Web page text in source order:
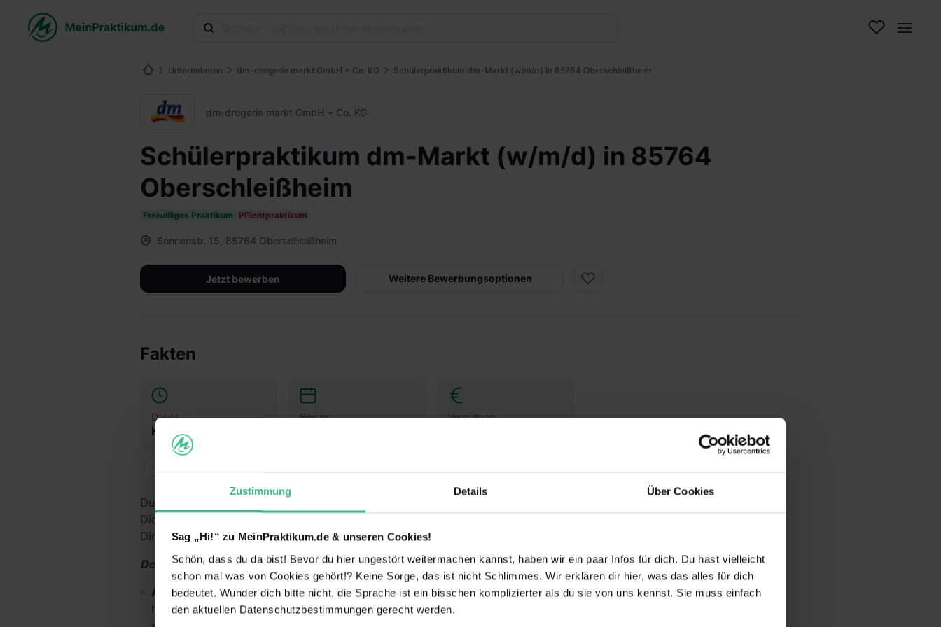
Zustimmung Details Über Cookies
Sag „Hi!“ zu MeinPraktikum.de & unseren Cookies!
Schön, dass du da bist! Bevor du hier ungestört weitermachen kannst, haben wir ein paar Infos für dich. Du hast vielleicht
schon mal was von Cookies gehört!? Keine Sorge, das ist nicht Schlimmes. Wir erklären dir hier, was das alles für dich
bedeutet. Wunder dich bitte nicht, die Sprache ist ein bisschen komplizierter als du sie von uns kennst. Sie muss einfach
den aktuellen Datenschutzbestimmungen gerecht werden.
Unternehmen dm-drogerie markt GmbH + Co. KG Schülerpraktikum dm-Markt (w/m/d) in 85764 Oberschleißheim
dm-drogerie markt GmbH + Co. KG
Schülerpraktikum dm-Markt (w/m/d) in 85764
Oberschleißheim
Freiwilliges Praktikum Pflichtpraktikum
Sonnenstr. 15, 85764 Oberschleißheim
Jetzt bewerben Weitere Bewerbungsoptionen
Fakten
Dauer
Keine Angabe
Beginn Vergütung
Du überlegst, ob der Beruf des Drogisten oder ein duales Studium BWL-Handel für
Dich das Richtige ist? Dann schnuppere in den Drogerie-Alltag hinein und mach
Dir Dein eigenes Bild – mit Deinem Schülerpraktikum (w/m/d) im dm-Markt.
Deine Aufgaben und Lerninhalte
Alltag im dm-Markt kennenlernen:Während Deines Praktikums schaust Du
hinter die Kulissen und erfährst, welche Aufgaben im Arbeitsalltag zu meistern